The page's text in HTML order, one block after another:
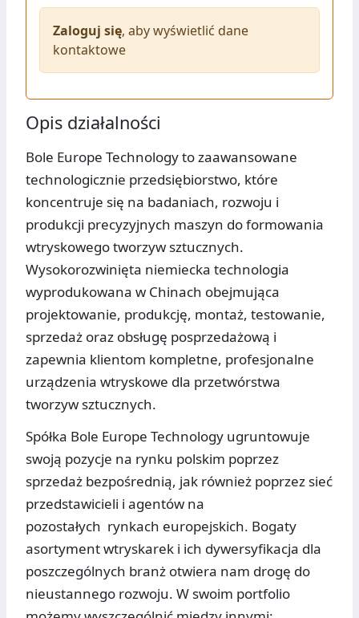
Zaloguj się, aby wyświetlić dane
kontaktowe
Opis działalności
Bole Europe Technology to zaawansowane
technologicznie przedsiębiorstwo, które
koncentruje się na badaniach, rozwoju i
produkcji precyzyjnych maszyn do formowania
wtryskowego tworzyw sztucznych.
Wysokorozwinięta niemiecka technologia
wyprodukowana w Chinach obejmująca
projektowanie, produkcję, montaż, testowanie,
sprzedaż oraz obsługę posprzedażową i
zapewnia klientom kompletne, profesjonalne
urządzenia wtryskowe dla przetwórstwa
tworzyw sztucznych.
Spółka Bole Europe Technology ugruntowuje
swoją pozycje na rynku polskim poprzez
sprzedaż bezpośrednią, jak również poprzez sieć
przedstawicieli i agentów na
pozostałych rynkach europejskich. Bogaty
asortyment wtryskarek i ich dywersyfikacja dla
poszczególnych branż otwiera nam drogę do
nieustannego rozwoju. W swoim portfolio